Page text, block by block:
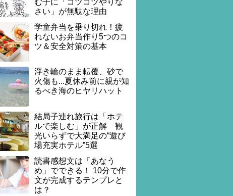
さい」が無駄な理由
学童弁当を乗り切れ！疲
れないお弁当作り5つのコ
ツ＆安全対策の基本
浮き輪のまま転覆、砂で
火傷も...夏休み前に親が知
るべき海のヒヤリハット
結局子連れ旅行は「ホテ
ルで楽しむ」が正解 観
光いらずで大満足の“遊び
場充実ホテル”5選
読書感想文は「あなう
め」でできる！ 10分で作
文が完成するテンプレと
は？